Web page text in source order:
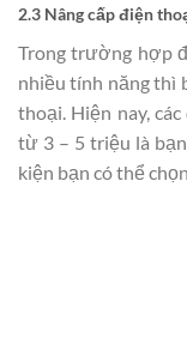
2.3 Nâng cấp điện
Trong trường hợp
nhiều tính năng thì
thoại. Hiện nay,
từ 3 – 5 triệu là
kiện bạn có thể